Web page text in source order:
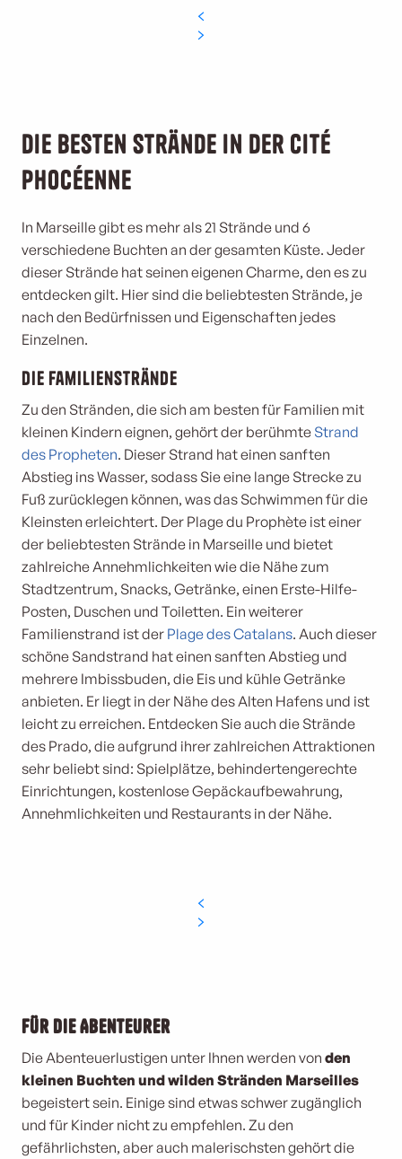
Die besten Strände in der Cité
Phocéenne
In Marseille gibt es mehr als 21 Strände und 6
verschiedene Buchten an der gesamten Küste. Jeder
dieser Strände hat seinen eigenen Charme, den es zu
entdecken gilt. Hier sind die beliebtesten Strände, je
nach den Bedürfnissen und Eigenschaften jedes
Einzelnen.
Die Familienstrände
Zu den Stränden, die sich am besten für Familien mit
kleinen Kindern eignen, gehört der berühmte Strand
des Propheten. Dieser Strand hat einen sanften
Abstieg ins Wasser, sodass Sie eine lange Strecke zu
Fuß zurücklegen können, was das Schwimmen für die
Kleinsten erleichtert. Der Plage du Prophète ist einer
der beliebtesten Strände in Marseille und bietet
zahlreiche Annehmlichkeiten wie die Nähe zum
Stadtzentrum, Snacks, Getränke, einen Erste-Hilfe-
Posten, Duschen und Toiletten. Ein weiterer
Familienstrand ist der Plage des Catalans. Auch dieser
schöne Sandstrand hat einen sanften Abstieg und
mehrere Imbissbuden, die Eis und kühle Getränke
anbieten. Er liegt in der Nähe des Alten Hafens und ist
leicht zu erreichen. Entdecken Sie auch die Strände
des Prado, die aufgrund ihrer zahlreichen Attraktionen
sehr beliebt sind: Spielplätze, behindertengerechte
Einrichtungen, kostenlose Gepäckaufbewahrung,
Annehmlichkeiten und Restaurants in der Nähe.
Für die Abenteurer
Die Abenteuerlustigen unter Ihnen werden von den
kleinen Buchten und wilden Stränden Marseilles
begeistert sein. Einige sind etwas schwer zugänglich
und für Kinder nicht zu empfehlen. Zu den
gefährlichsten, aber auch malerischsten gehört die